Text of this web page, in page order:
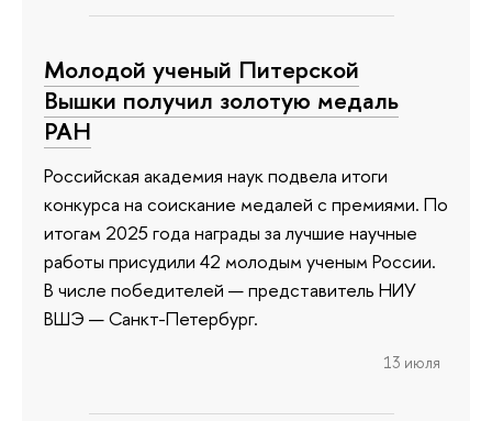
Молодой ученый Питерской
Вышки получил золотую медаль
РАН
Российская академия наук подвела итоги
конкурса на соискание медалей с премиями. По
итогам 2025 года награды за лучшие научные
работы присудили 42 молодым ученым России.
В числе победителей — представитель НИУ
ВШЭ — Санкт-Петербург.
13 июля